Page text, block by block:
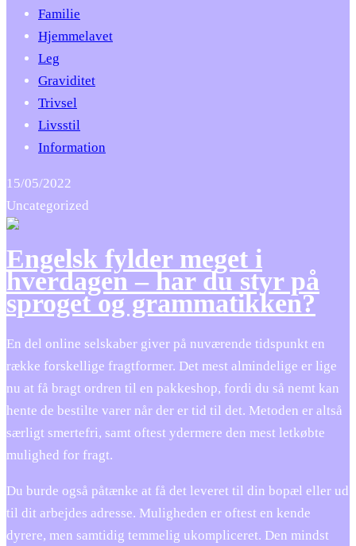
Familie
Hjemmelavet
Leg
Graviditet
Trivsel
Livsstil
Information
15/05/2022
Uncategorized
Engelsk fylder meget i
hverdagen – har du styr på
sproget og grammatikken?
En del online selskaber giver på nuværende tidspunkt en
række forskellige fragtformer. Det mest almindelige er lige
nu at få bragt ordren til en pakkeshop, fordi du så nemt kan
hente de bestilte varer når der er tid til det. Metoden er altså
særligt smertefri, samt oftest ydermere den mest letkøbte
mulighed for fragt.
Du burde også påtænke at få det leveret til din bopæl eller ud
til dit arbejdes adresse. Muligheden er oftest en kende
dyrere, men samtidig temmelig ukompliceret. Den mindst